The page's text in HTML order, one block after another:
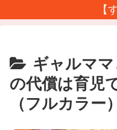
【
ギャルマ
の代償は育児
（フルカラー